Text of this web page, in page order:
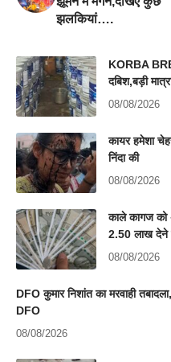
झलकियां….
KORBA
दबिश,बड़ी
08/08/2026
कायर हमेशा
निंदा की
08/08/2026
काले कागज को
2.50 लाख देने
08/08/2026
DFO कुमार निशांत का मरवाही
DFO
08/08/2026